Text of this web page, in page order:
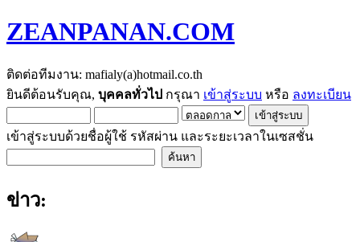
ZEANPANAN.COM
ติดต่อทีมงาน: mafialy(a)hotmail.co.th
ยินดีต้อนรับคุณ, บุคคลทั่วไป กรุณา เข้าสู่ระบบ หรือ ลงทะเบียน
เข้าสู่ระบบด้วยชื่อผู้ใช้ รหัสผ่าน และระยะเวลาในเซสชั่น
ข่าว: